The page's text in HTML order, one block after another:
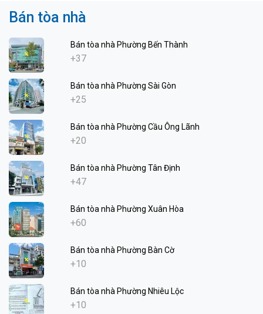
Bán tòa nhà
Bán tòa nhà Phường Bến Thành
+37
Bán tòa nhà Phường Sài Gòn
+25
Bán tòa nhà Phường Cầu Ông Lãnh
+20
Bán tòa nhà Phường Tân Định
+47
Bán tòa nhà Phường Xuân Hòa
+60
Bán tòa nhà Phường Bàn Cờ
+10
Bán tòa nhà Phường Nhiêu Lộc
+10